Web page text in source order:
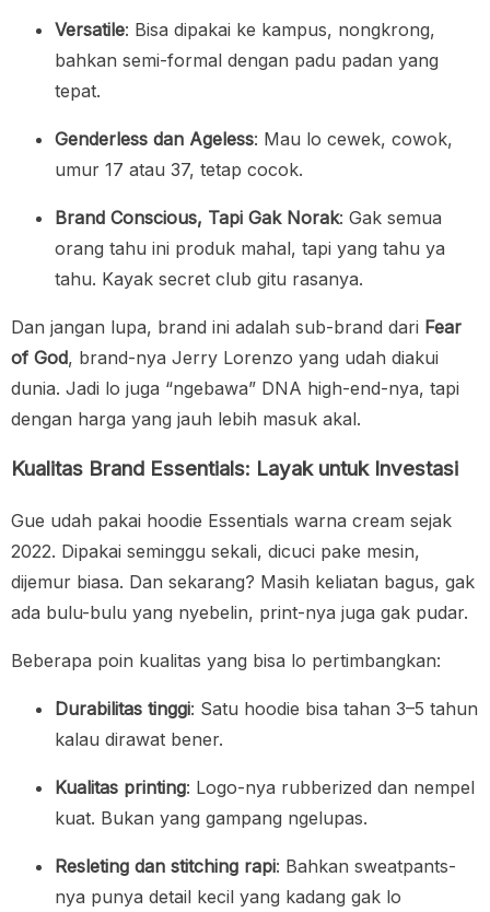
Versatile: Bisa dipakai ke kampus, nongkrong,
bahkan semi-formal dengan padu padan yang
tepat.
Genderless dan Ageless: Mau lo cewek, cowok,
umur 17 atau 37, tetap cocok.
Brand Conscious, Tapi Gak Norak: Gak semua
orang tahu ini produk mahal, tapi yang tahu ya
tahu. Kayak secret club gitu rasanya.
Dan jangan lupa, brand ini adalah sub-brand dari Fear
of God, brand-nya Jerry Lorenzo yang udah diakui
dunia. Jadi lo juga “ngebawa” DNA high-end-nya, tapi
dengan harga yang jauh lebih masuk akal.
Kualitas Brand Essentials: Layak untuk Investasi
Gue udah pakai hoodie Essentials warna cream sejak
2022. Dipakai seminggu sekali, dicuci pake mesin,
dijemur biasa. Dan sekarang? Masih keliatan bagus, gak
ada bulu-bulu yang nyebelin, print-nya juga gak pudar.
Beberapa poin kualitas yang bisa lo pertimbangkan:
Durabilitas tinggi: Satu hoodie bisa tahan 3–5 tahun
kalau dirawat bener.
Kualitas printing: Logo-nya rubberized dan nempel
kuat. Bukan yang gampang ngelupas.
Resleting dan stitching rapi: Bahkan sweatpants-
nya punya detail kecil yang kadang gak lo